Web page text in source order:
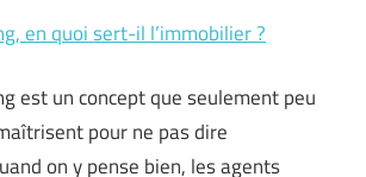
en quoi sert-il l’immobilier ?
est un concept que seulement peu
pour ne pas dire
on y pense bien, les agents